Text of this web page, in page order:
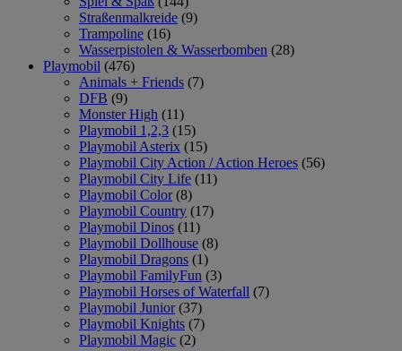
Straßenmalkreide (9)
Trampoline (16)
Wasserpistolen & Wasserbomben (28)
Playmobil (476)
Animals + Friends (7)
DFB (9)
Monster High (11)
Playmobil 1,2,3 (15)
Playmobil Asterix (15)
Playmobil City Action / Action Heroes (56)
Playmobil City Life (11)
Playmobil Color (8)
Playmobil Country (17)
Playmobil Dinos (11)
Playmobil Dollhouse (8)
Playmobil Dragons (1)
Playmobil FamilyFun (3)
Playmobil Horses of Waterfall (7)
Playmobil Junior (37)
Playmobil Knights (7)
Playmobil Magic (2)